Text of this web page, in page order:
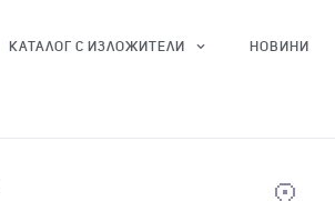
КАТАЛОГ С ИЗЛОЖИТЕЛИ НОВИНИ